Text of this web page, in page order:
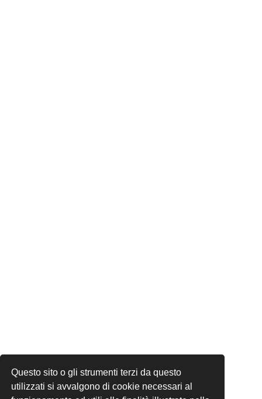
Questo sito o gli strumenti terzi da questo
utilizzati si avvalgono di cookie necessari al